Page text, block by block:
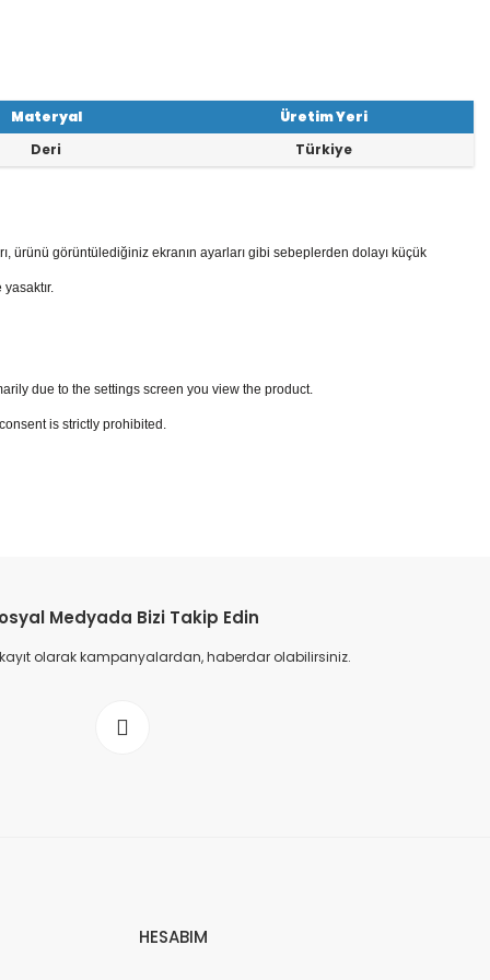
Materyal
Üretim Yeri
Deri Türkiye
ürünü görüntülediğiniz ekranın ayarları gibi sebeplerden dolayı küçük
due to the settings screen you view the product.
is strictly prohibited.
Medyada Bizi Takip Edin
olarak kampanyalardan, haberdar olabilirsiniz.
HESABIM